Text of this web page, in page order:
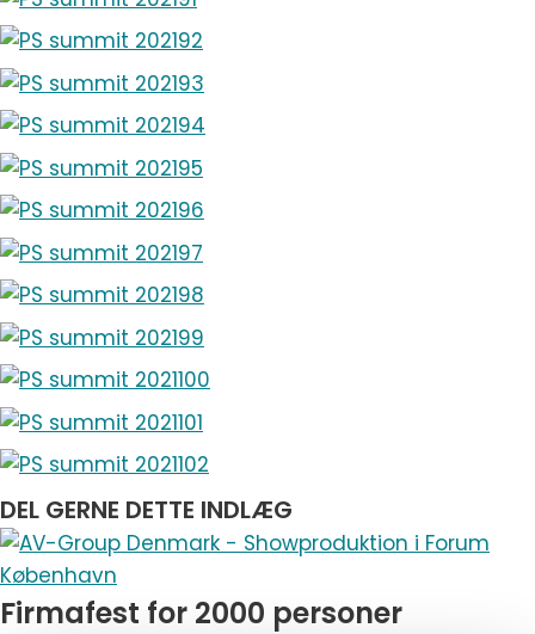
DEL GERNE DETTE INDLÆG
Firmafest for 2000 personer